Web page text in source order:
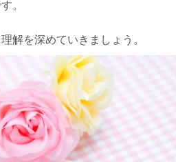
。
解を深めていきましょう。